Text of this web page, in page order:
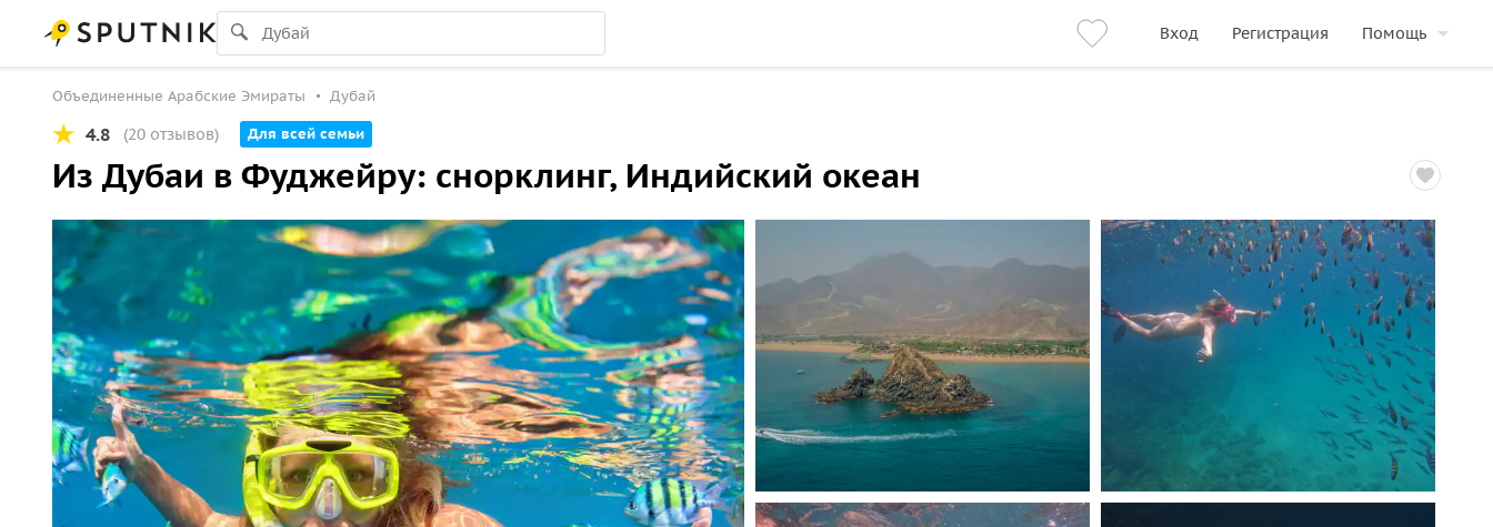
Вход Регистрация Помощь
Объединенные Арабские Эмираты Дубай
4.8 (20 отзывов) Для всей семьи
Из Дубаи в Фуджейру: снорклинг, Индийский океан